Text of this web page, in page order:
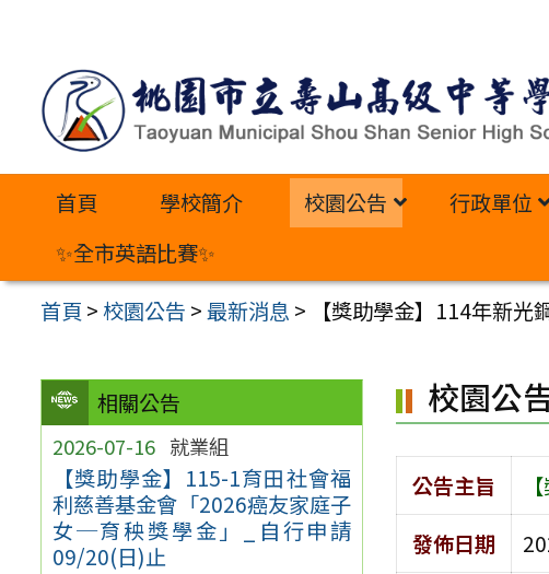
內
首頁 學校簡介 校園公告 行政單位
✨全市英語比賽✨
首頁 >校園公告 >最新消息 > 【獎助學金】114年新
相關公告
2026-07-16 就業組
【獎助學金】115-1育田社會福
利慈善基金會「2026癌友家庭子
女─育秧獎學金」_自行申請
09/20(日)止
校園公
公告主旨
發佈日期